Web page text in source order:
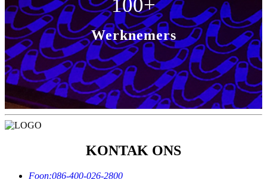
100+
Werknemers
KONTAK ONS
Foon:086-400-026-2800